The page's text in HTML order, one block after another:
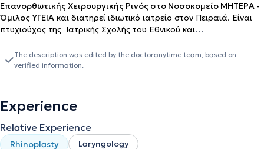
Επανορθωτικής Χειρουργικής Ρινός στο Νοσοκομείο ΜΗΤΕΡΑ -
Όμιλος ΥΓΕΙΑ και διατηρεί ιδιωτικό ιατρείο στον Πειραιά. Είναι
πτυχιούχος της Ιατρικής Σχολής του Εθνικού και
υπηρεσία υπαίθρου στο Γενικό Νοσοκομείο Σπάρτης και στη
συνέχεια έκανε την ειδικότητα της Γενικής Χειρουργικής στο
Αθηνών, όπου και ειδικεύτηκε σε ευρύτερο πεδίο
ρινοχειρουργικής και ρινοπλαστικής περί τα 3.000 περιστατικά.
Έκανε clinical attachment στο Νοσοκομείο Wythensaw-
Withington, S. Manchester, U.K , Τμήμα ΩΡΛ. Επιπλέον, έκανε
The description was edited by the doctoranytime team, based on
verified information.
Experience
Relative Experience
Rhinoplasty
Laryngology